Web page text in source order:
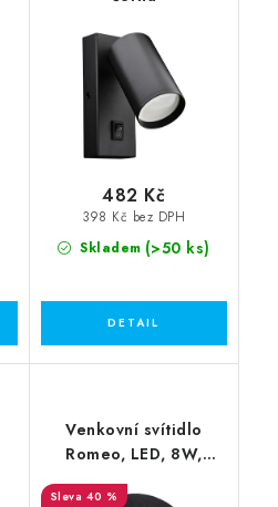
Skladem (>50 ks)
398 Kč bez DPH
482 Kč
Venkovní svítidlo
Romeo, LED, 8W,
40 %